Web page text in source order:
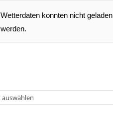
Wetterdaten konnten nicht geladen
werden.